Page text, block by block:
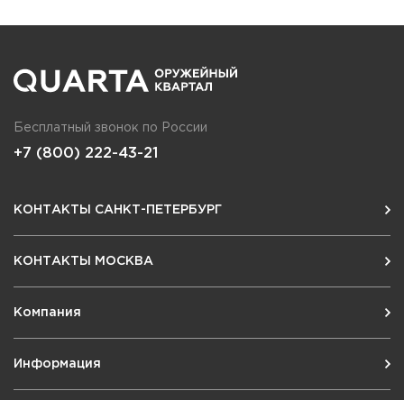
Бесплатный звонок по России
+7 (800) 222-43-21
КОНТАКТЫ САНКТ-ПЕТЕРБУРГ
КОНТАКТЫ МОСКВА
Компания
Информация